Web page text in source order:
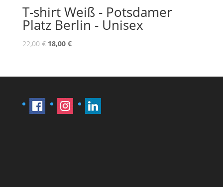
T-shirt Weiß - Potsdamer
Platz Berlin - Unisex
22,00€ Original
22,00 €.
18,00 €Current
18,00 €.